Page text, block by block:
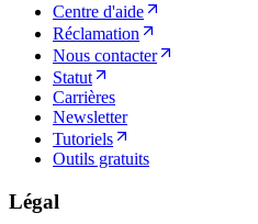
Centre d'aide
Réclamation
Nous contacter
Statut
Carrières
Newsletter
Tutoriels
Outils gratuits
Légal